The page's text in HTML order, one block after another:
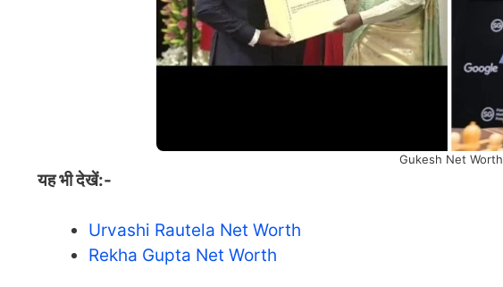
Gukesh Net Worth
यह भी देखें:-
Urvashi Rautela Net Worth
Rekha Gupta Net Worth